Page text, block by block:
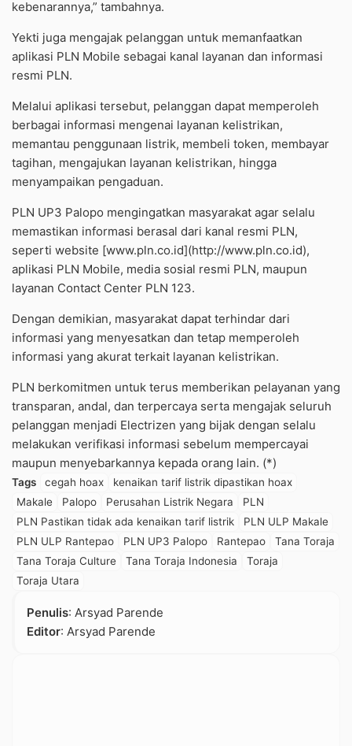
kebenarannya,” tambahnya.
Yekti juga mengajak pelanggan untuk memanfaatkan
aplikasi PLN Mobile sebagai kanal layanan dan informasi
resmi PLN.
Melalui aplikasi tersebut, pelanggan dapat memperoleh
berbagai informasi mengenai layanan kelistrikan,
memantau penggunaan listrik, membeli token, membayar
tagihan, mengajukan layanan kelistrikan, hingga
menyampaikan pengaduan.
PLN UP3 Palopo mengingatkan masyarakat agar selalu
memastikan informasi berasal dari kanal resmi PLN,
seperti website [www.pln.co.id](http://www.pln.co.id),
aplikasi PLN Mobile, media sosial resmi PLN, maupun
layanan Contact Center PLN 123.
Dengan demikian, masyarakat dapat terhindar dari
informasi yang menyesatkan dan tetap memperoleh
informasi yang akurat terkait layanan kelistrikan.
PLN berkomitmen untuk terus memberikan pelayanan yang
transparan, andal, dan terpercaya serta mengajak seluruh
pelanggan menjadi Electrizen yang bijak dengan selalu
melakukan verifikasi informasi sebelum mempercayai
maupun menyebarkannya kepada orang lain. (*)
Tags cegah hoax
kenaikan tarif listrik dipastikan hoax
Makale
Palopo Perusahan Listrik Negara
PLN
PLN Pastikan tidak ada kenaikan tarif listrik
PLN ULP Makale
PLN ULP Rantepao
PLN UP3 Palopo Rantepao
Tana Toraja
Tana Toraja Culture
Tana Toraja Indonesia
Toraja
Toraja Utara
Penulis: Arsyad Parende
Editor: Arsyad Parende